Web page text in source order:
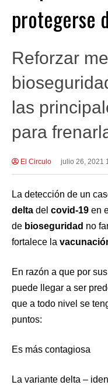
protegerse
Reforzar
las
para
El Circulo julio 26, 2021
La detección de un
delta del covid-19 en
de bioseguridad no
fortalece la
En razón a que por
puede llegar a ser
que a todo nivel se
puntos:
Es más contagiosa
La variante delta –